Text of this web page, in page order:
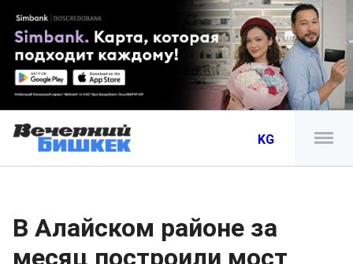
KG
В Алайском районе за
месяц построили мост